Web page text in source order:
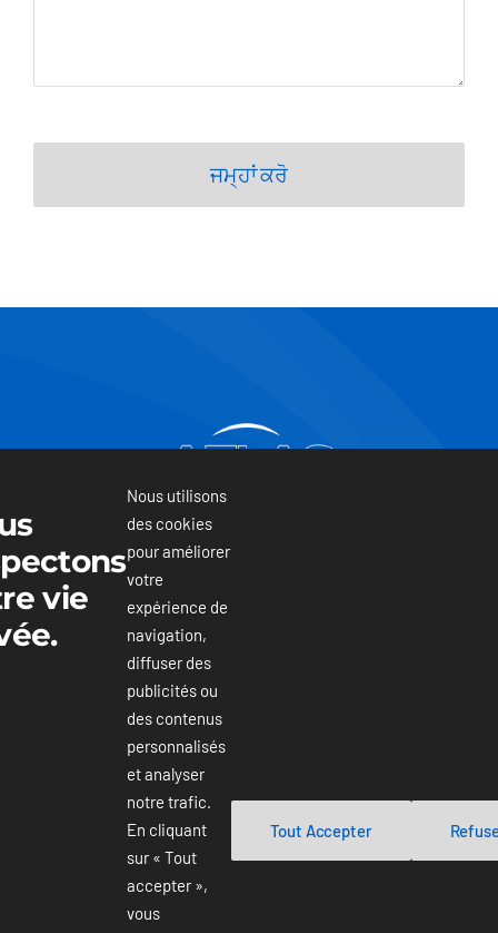
ਜਮ੍ਹਾਂ ਕਰੋ
+1 (877) 217-6615
ਖਰੀਦਦਾਰਾਂ ਲਈ ਫੀਸ
ਵੇਚਣ ਵਾਲਿਆਂ ਲਈ ਫੀਸ
vie
Nous utilisons
des cookies
pour améliorer
votre
expérience de
navigation,
diffuser des
publicités ou
des contenus
personnalisés
et analyser
notre trafic.
En cliquant
sur « Tout
accepter »,
vous
Tout Accepter